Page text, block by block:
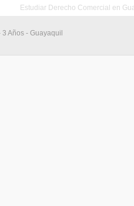
Estudiar Derecho Comercial en
Años - Guayaquil